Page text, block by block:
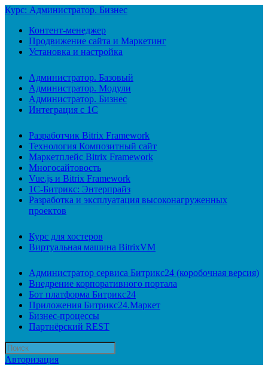
Курс: Администратор. Бизнес
Контент-менеджер
Продвижение сайта и Маркетинг
Установка и настройка
Администратор. Базовый
Администратор. Модули
Администратор. Бизнес
Интеграция с 1С
Разработчик Bitrix Framework
Технология Композитный сайт
Маркетплейс Bitrix Framework
Многосайтовость
Vue.js и Bitrix Framework
1С-Битрикс: Энтерпрайз
Разработка и эксплуатация высоконагруженных
проектов
Курс для хостеров
Виртуальная машина BitrixVM
Администратор сервиса Битрикс24 (коробочная версия)
Внедрение корпоративного портала
Бот платформа Битрикс24
Приложения Битрикс24.Маркет
Бизнес-процессы
Партнёрский REST
Авторизация